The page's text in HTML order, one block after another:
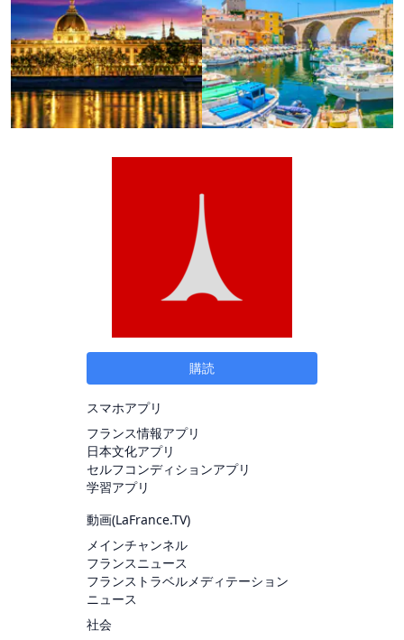
購読
スマホアプリ
フランス情報アプリ
日本文化アプリ
セルフコンディションアプリ
学習アプリ
動画(LaFrance.TV)
メインチャンネル
フランスニュース
フランストラベルメディテーション
ニュース
社会